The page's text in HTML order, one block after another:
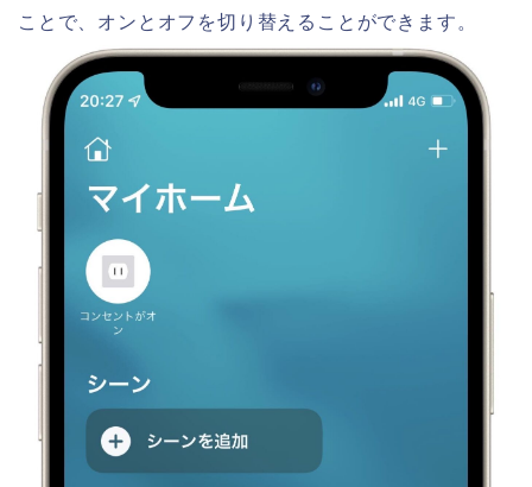
ことで、オンとオフを切り替えることができます。